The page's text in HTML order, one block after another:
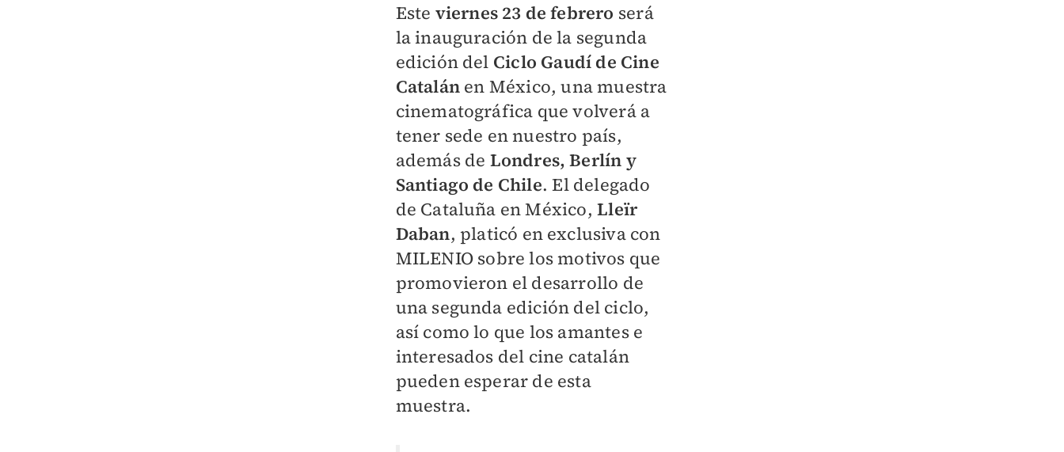
Este viernes 23 de febrero será
la inauguración de la segunda
edición del Ciclo Gaudí de Cine
Catalánen México, una muestra
cinematográfica que volverá a
tener sede en nuestro país,
además de Londres, Berlín y
Santiago de Chile. El delegado
de Cataluña en México,Lleïr
Daban, platicó en exclusiva con
MILENIOsobre los motivos que
promovieron el desarrollo de
una segunda edición del ciclo,
así como lo que los amantes e
interesados del cine catalán
pueden esperar de esta
muestra.